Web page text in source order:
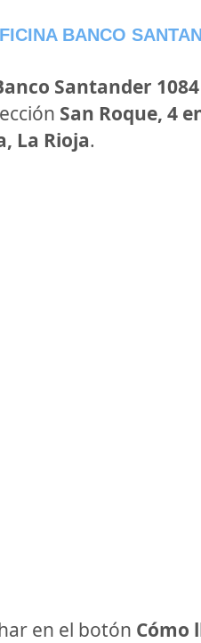
BANCO
Santander 1084
San Roque, 4
La Rioja.
en el botón Cómo